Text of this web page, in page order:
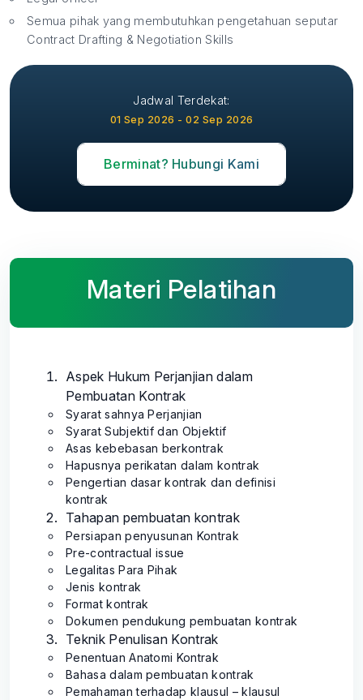
Semua pihak yang membutuhkan pengetahuan seputar
Contract Drafting & Negotiation Skills
Jadwal Terdekat:
01 Sep 2026 - 02 Sep 2026
Berminat? Hubungi Kami
Materi Pelatihan
Aspek Hukum Perjanjian dalam
Pembuatan Kontrak
Syarat sahnya Perjanjian
Syarat Subjektif dan Objektif
Asas kebebasan berkontrak
Hapusnya perikatan dalam kontrak
Pengertian dasar kontrak dan definisi
kontrak
Tahapan pembuatan kontrak
Persiapan penyusunan Kontrak
Pre-contractual issue
Legalitas Para Pihak
Jenis kontrak
Format kontrak
Dokumen pendukung pembuatan kontrak
Teknik Penulisan Kontrak
Penentuan Anatomi Kontrak
Bahasa dalam pembuatan kontrak
Pemahaman terhadap klausul – klausul